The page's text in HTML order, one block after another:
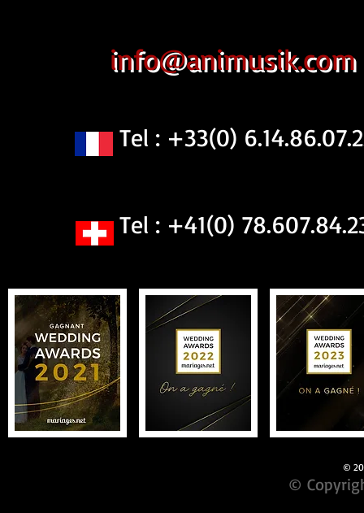
info@animusik.com
Tel : +33(0)
Tel : +41(0)
©
©